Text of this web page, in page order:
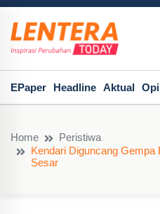
EPaper Headline Aktual
Home
Peristiwa
Kendari Diguncang Gempa
Sesar